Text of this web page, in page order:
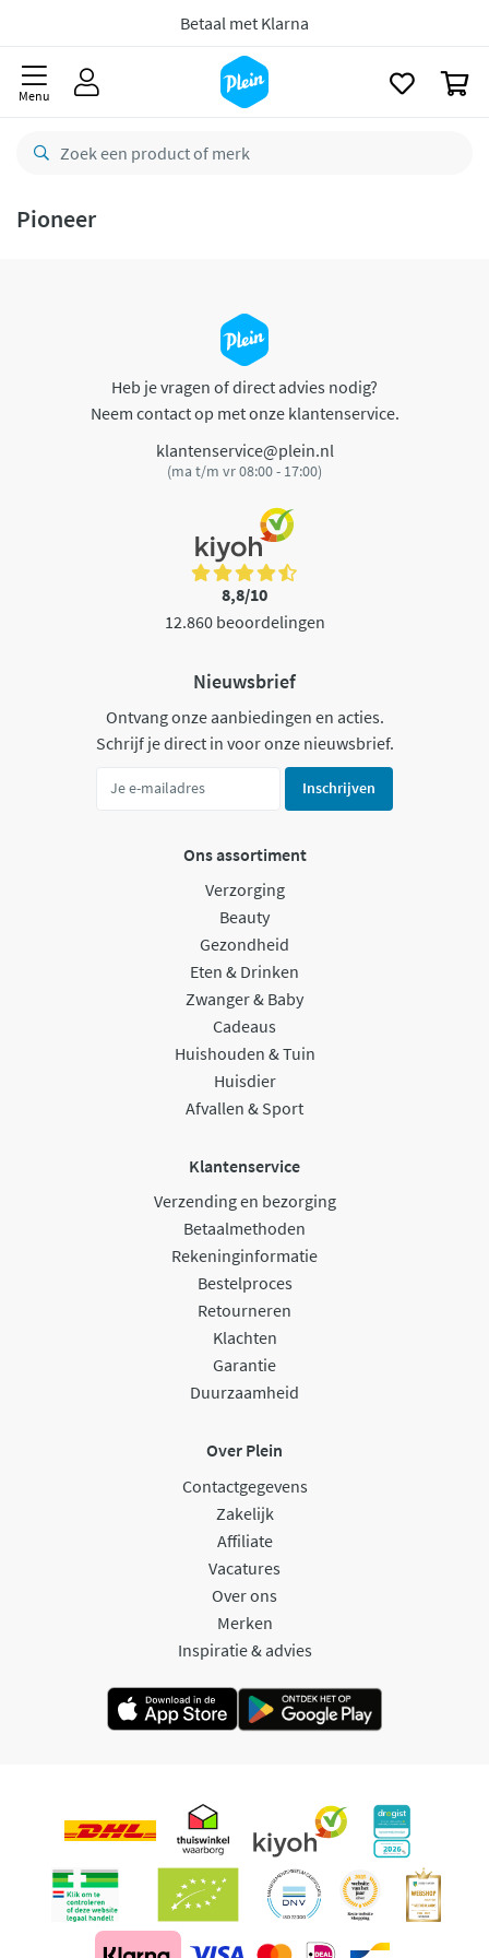
Betaal met Klarna
Menu
Pioneer
Heb je vragen of direct advies nodig?
Neem contact op met onze klantenservice.
klantenservice@plein.nl
(ma t/m vr 08:00 - 17:00)
8,8/10
12.860 beoordelingen
Nieuwsbrief
Ontvang onze aanbiedingen en acties.
Schrijf je direct in voor onze nieuwsbrief.
Inschrijven
Ons assortiment
Verzorging
Beauty
Gezondheid
Eten & Drinken
Zwanger & Baby
Cadeaus
Huishouden & Tuin
Huisdier
Afvallen & Sport
Klantenservice
Verzending en bezorging
Betaalmethoden
Rekeninginformatie
Bestelproces
Retourneren
Klachten
Garantie
Duurzaamheid
Over Plein
Contactgegevens
Zakelijk
Affiliate
Vacatures
Over ons
Merken
Inspiratie & advies